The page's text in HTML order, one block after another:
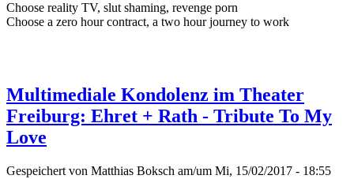
Choose reality TV, slut shaming, revenge porn
Choose a zero hour contract, a two hour journey to work
Multimediale Kondolenz im Theater
Freiburg: Ehret + Rath - Tribute To My
Love
Gespeichert von Matthias Boksch am/um Mi, 15/02/2017 - 18:55